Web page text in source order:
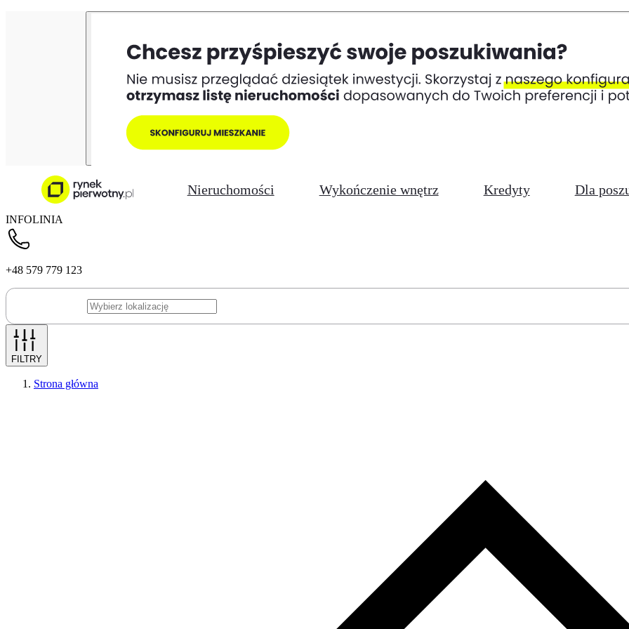
Nieruchomości Wykończenie wnętrz Kredyty Dla
INFOLINIA
+48 579 779 123
FILTRY
Strona główna